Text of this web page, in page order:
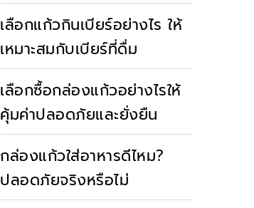
เลือกแก้วกินเบียร์อย่างไร ให้
เหมาะสมกับเบียร์ที่ดื่ม
เลือกซื้อกล่องแก้วอย่างไรให้
คุ้มค่าปลอดภัยและยั่งยืน
กล่องแก้วใส่อาหารดีไหม?
ปลอดภัยจริงหรือไม่